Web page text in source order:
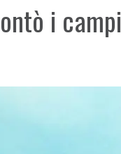
i campi